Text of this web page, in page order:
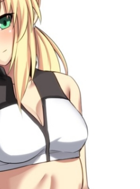
クドア 外部から完全制御
譲ることに繋がるのが納得
のイラスト紹介
ーヴァン・シー
紹介3985
使えたのかね実際